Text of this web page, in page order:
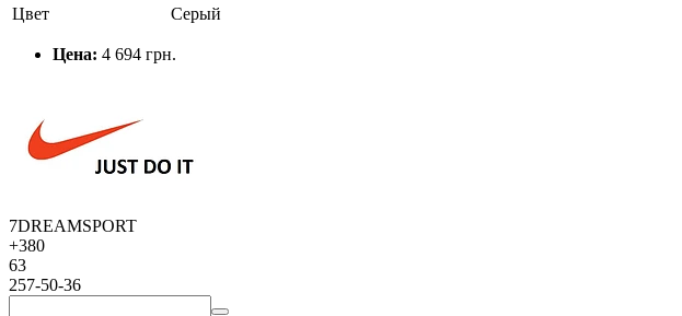
Цвет
Серый
Цена: 4 694 грн.
7DREAMSPORT
+380
63
257-50-36